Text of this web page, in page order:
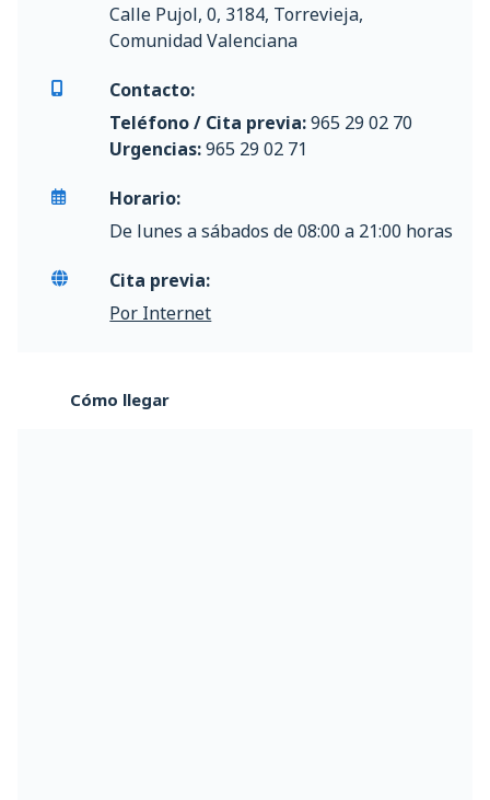
Calle Pujol, 0, 3184, Torrevieja,
Comunidad Valenciana
Contacto:
Teléfono / Cita previa:965 29 02 70
Urgencias:965 29 02 71
Horario:
De lunes a sábados de 08:00 a 21:00 horas
Cita previa:
Por Internet
Cómo llegar